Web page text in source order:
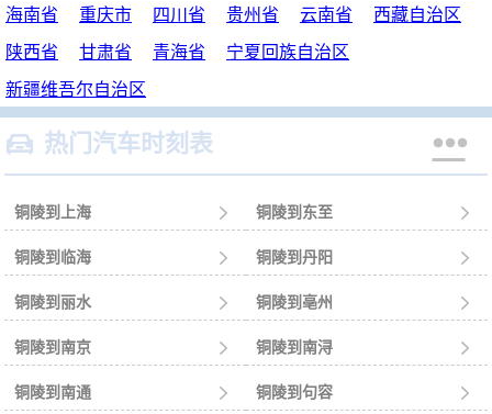
海南省
重庆市 四川省 贵州省 云南省
西藏自治区
陕西省
甘肃省 青海省
宁夏回族自治区
新疆维吾尔自治区
 热门汽车时刻表 
铜陵到上海  铜陵到东至 
铜陵到临海  铜陵到丹阳 
铜陵到丽水  铜陵到亳州 
铜陵到南京  铜陵到南浔 
铜陵到南通  铜陵到句容 